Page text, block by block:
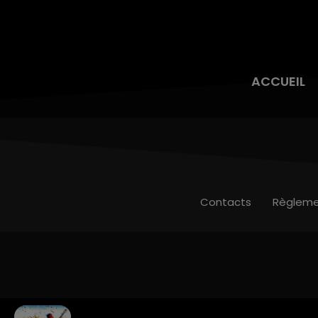
ACCUEIL
Contacts